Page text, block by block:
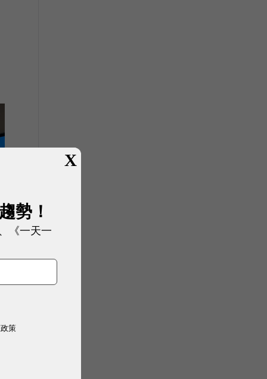
X
勢！
《一天一
策